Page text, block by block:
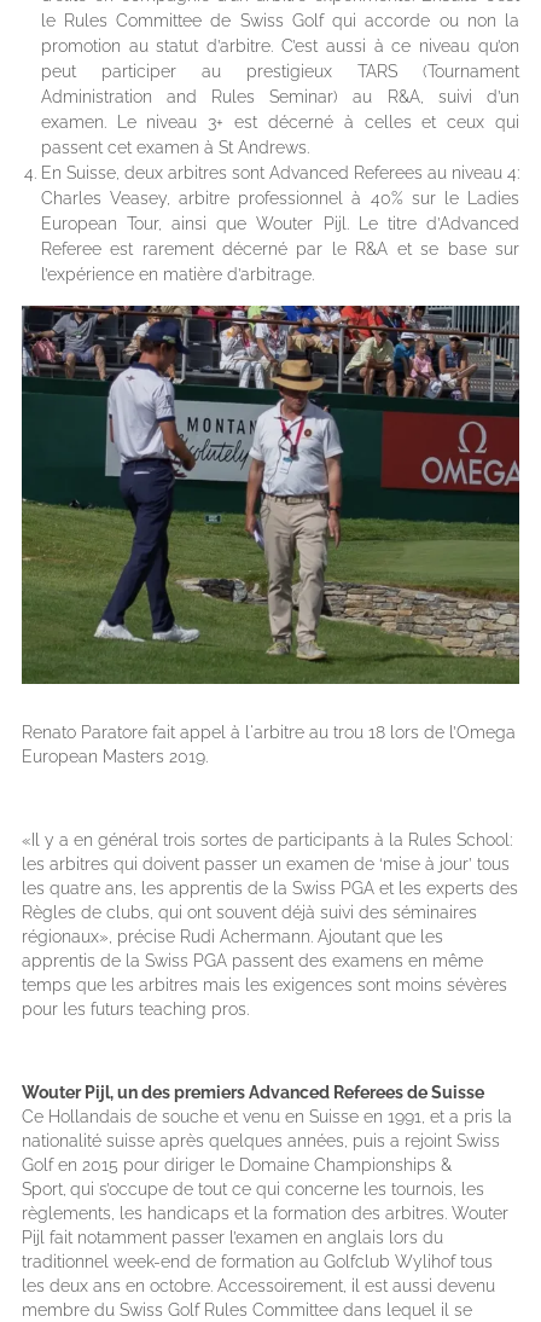
le Rules Committee de Swiss Golf qui accorde ou non la
promotion au statut d’arbitre. C’est aussi à ce niveau qu’on
peut participer au prestigieux TARS (Tournament
Administration and Rules Seminar) au R&A, suivi d’un
examen. Le niveau 3+ est décerné à celles et ceux qui
passent cet examen à St Andrews.
En Suisse, deux arbitres sont Advanced Referees au niveau 4:
Charles Veasey, arbitre professionnel à 40% sur le Ladies
European Tour, ainsi que Wouter Pijl. Le titre d’Advanced
Referee est rarement décerné par le R&A et se base sur
l’expérience en matière d’arbitrage.
Renato Paratore fait appel à l'arbitre au trou 18 lors de l’Omega
European Masters 2019.
«Il y a en général trois sortes de participants à la Rules School:
les arbitres qui doivent passer un examen de ‘mise à jour’ tous
les quatre ans, les apprentis de la Swiss PGA et les experts des
Règles de clubs, qui ont souvent déjà suivi des séminaires
régionaux», précise Rudi Achermann. Ajoutant que les
apprentis de la Swiss PGA passent des examens en même
temps que les arbitres mais les exigences sont moins sévères
pour les futurs teaching pros.
Wouter Pijl, un des premiers Advanced Referees de Suisse
Ce Hollandais de souche et venu en Suisse en 1991, et a pris la
nationalité suisse après quelques années, puis a rejoint Swiss
Golf en 2015 pour diriger le Domaine Championships &
Sport, qui s’occupe de tout ce qui concerne les tournois, les
règlements, les handicaps et la formation des arbitres. Wouter
Pijl fait notamment passer l’examen en anglais lors du
traditionnel week-end de formation au Golfclub Wylihof tous
les deux ans en octobre. Accessoirement, il est aussi devenu
membre du Swiss Golf Rules Committee dans lequel il se